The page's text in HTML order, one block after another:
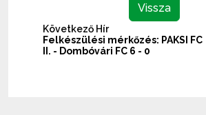
Vissza
Következő Hír
Felkészülési mérkőzés: PAKSI FC
II. - Dombóvári FC 6 - 0